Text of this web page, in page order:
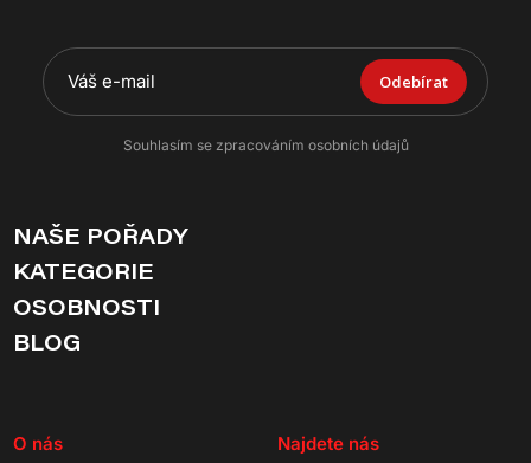
Odebírat
Souhlasím se zpracováním osobních údajů
NAŠE POŘADY
KATEGORIE
OSOBNOSTI
BLOG
O nás Najdete nás